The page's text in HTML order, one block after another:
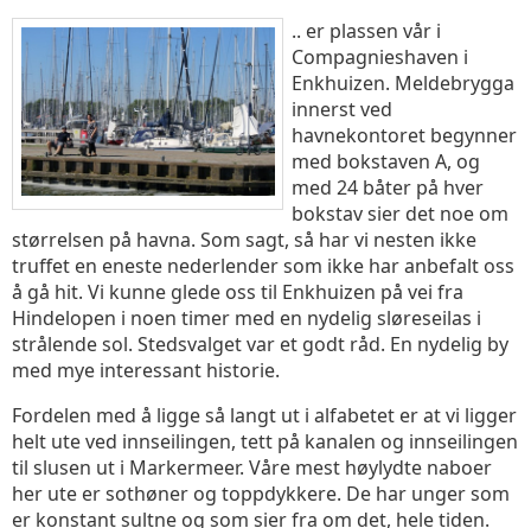
.. er plassen vår i
Compagnieshaven i
Enkhuizen. Meldebrygga
innerst ved
havnekontoret begynner
med bokstaven A, og
med 24 båter på hver
bokstav sier det noe om
størrelsen på havna. Som sagt, så har vi nesten ikke
truffet en eneste nederlender som ikke har anbefalt oss
å gå hit. Vi kunne glede oss til Enkhuizen på vei fra
Hindelopen i noen timer med en nydelig sløreseilas i
strålende sol. Stedsvalget var et godt råd. En nydelig by
med mye interessant historie.
Fordelen med å ligge så langt ut i alfabetet er at vi ligger
helt ute ved innseilingen, tett på kanalen og innseilingen
til slusen ut i Markermeer. Våre mest høylydte naboer
her ute er sothøner og toppdykkere. De har unger som
er konstant sultne og som sier fra om det, hele tiden.